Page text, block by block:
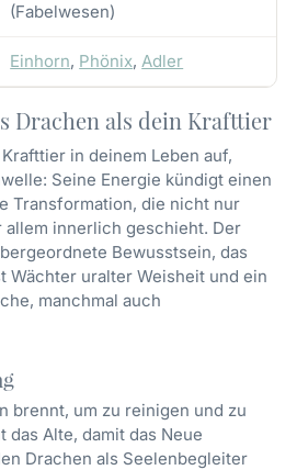
(Fabelwesen)
Einhorn, Phönix,Adler
Drachen als dein Krafttier
in deinem Leben auf,
Seine Energie kündigt einen
Transformation, die nicht nur
innerlich geschieht. Der
Bewusstsein, das
Wächter uralter Weisheit und ein
manchmal auch
brennt, um zu reinigen und zu
das Alte, damit das Neue
Drachen als Seelenbegleiter